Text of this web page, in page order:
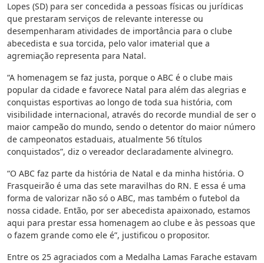
Lopes (SD) para ser concedida a pessoas físicas ou jurídicas
que prestaram serviços de relevante interesse ou
desempenharam atividades de importância para o clube
abecedista e sua torcida, pelo valor imaterial que a
agremiação representa para Natal.
“A homenagem se faz justa, porque o ABC é o clube mais
popular da cidade e favorece Natal para além das alegrias e
conquistas esportivas ao longo de toda sua história, com
visibilidade internacional, através do recorde mundial de ser o
maior campeão do mundo, sendo o detentor do maior número
de campeonatos estaduais, atualmente 56 títulos
conquistados”, diz o vereador declaradamente alvinegro.
“O ABC faz parte da história de Natal e da minha história. O
Frasqueirão é uma das sete maravilhas do RN. E essa é uma
forma de valorizar não só o ABC, mas também o futebol da
nossa cidade. Então, por ser abecedista apaixonado, estamos
aqui para prestar essa homenagem ao clube e às pessoas que
o fazem grande como ele é”, justificou o propositor.
Entre os 25 agraciados com a Medalha Lamas Farache estavam